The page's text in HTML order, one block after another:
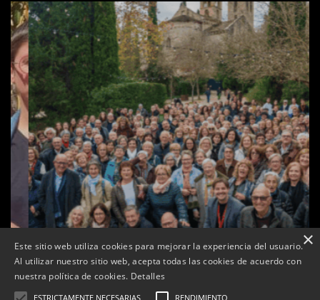
Les Gastrosàvies protagonitzen una gran trobada al
Món Sant Benet que referma el valor de la cuina
tradicional
×
Este sitio web utiliza cookies para mejorar la experiencia del usuario.
Al utilizar nuestro sitio web, acepta todas las cookies de acuerdo con
nuestra política de cookies. Detalles
ESTRICTAMENTE NECESARIAS RENDIMIENTO